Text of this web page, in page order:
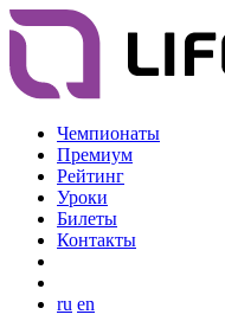
Чемпионаты
Премиум
Рейтинг
Уроки
Билеты
Контакты
ru en